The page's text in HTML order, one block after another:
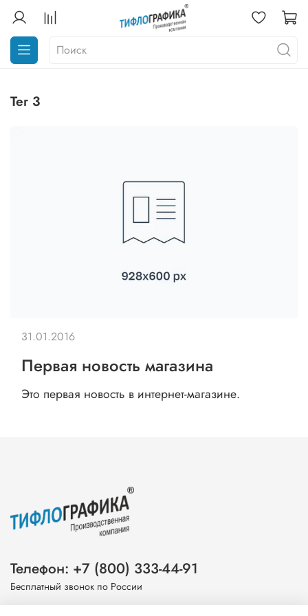
тег 3
Первая новость магазина
Это первая новость в интернет-магазине.
31.01.2016
Телефон: +7 (800) 333-44-91
Бесплатный звонок по России